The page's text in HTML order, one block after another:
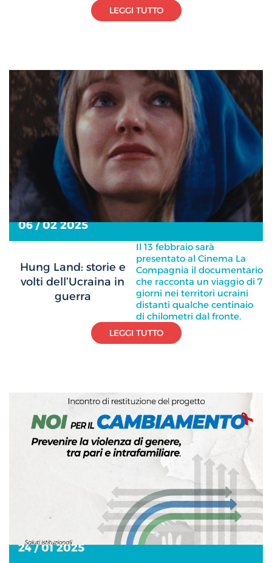
LEGGI TUTTO
Hung Land: storie e
volti dell’Ucraina in
guerra
Il 13 febbraio sarà
presentato al Cinema La
Compagnia il documentario
che racconta un viaggio di 7
giorni nei territori ucraini
distanti qualche centinaio
di chilometri dal fronte.
06 / 02 2025
LEGGI TUTTO
24 / 01 2025